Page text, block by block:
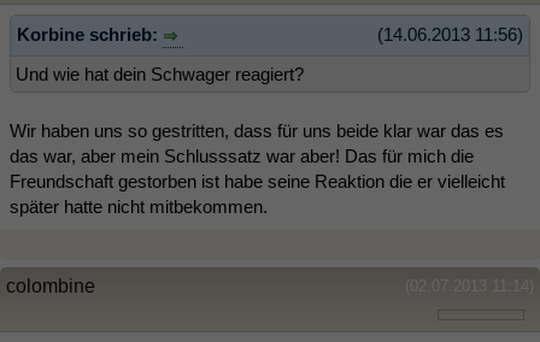
(14.06.2013 11:56)
Korbine schrieb:
Und wie hat dein Schwager reagiert?
Wir haben uns so gestritten, dass für uns beide klar war das es
das war, aber mein Schlusssatz war aber! Das für mich die
Freundschaft gestorben ist habe seine Reaktion die er vielleicht
später hatte nicht mitbekommen.
(02.07.2013 11:14)
colombine